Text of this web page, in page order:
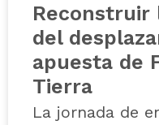
Reconstruir
del
apuesta de
Tierra
La jornada de